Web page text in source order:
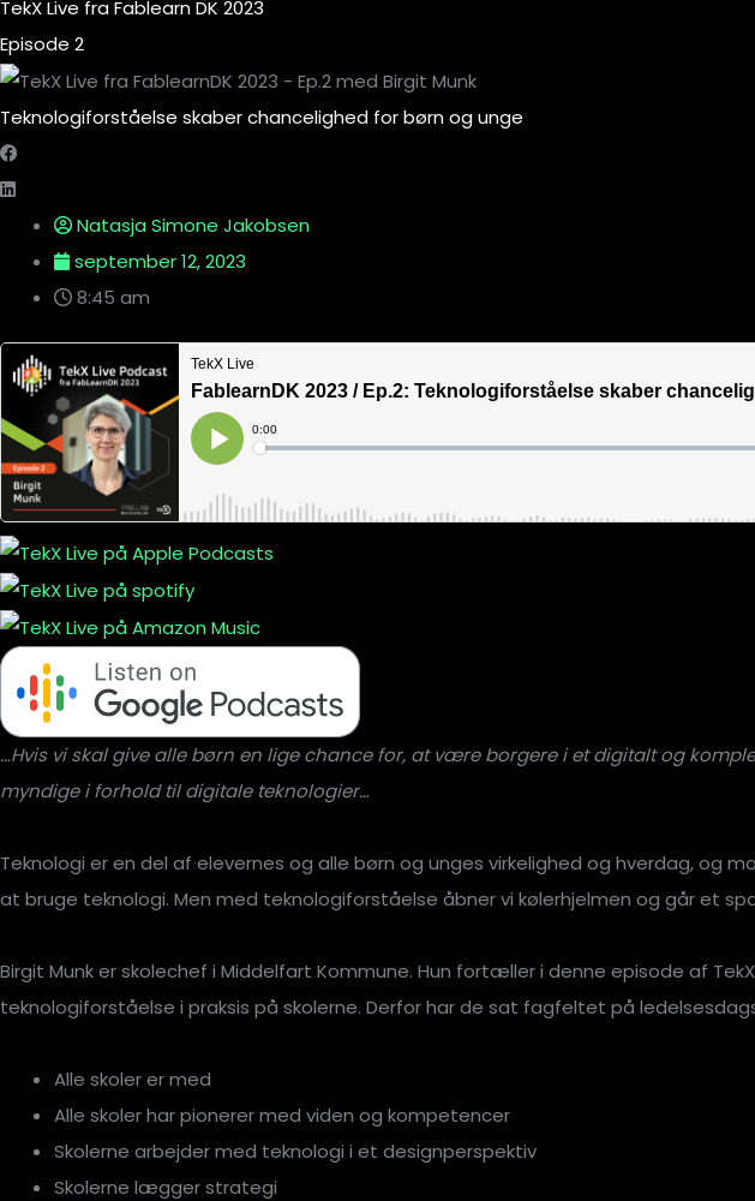
TekX Live fra Fablearn DK 2023
Episode 2
Teknologiforståelse skaber chancelighed for børn og unge
Natasja Simone Jakobsen
september 12, 2023
8:45 am
…Hvis vi skal give alle børn en lige chance for, at være borgere i et digitalt og
myndige i forhold til digitale teknologier…
Teknologi er en del af elevernes og alle børn og unges virkelighed og hverdag, og
at bruge teknologi. Men med teknologiforståelse åbner vi kølerhjelmen og går et
Birgit Munk er skolechef i Middelfart Kommune. Hun fortæller i denne episode af
teknologiforståelse i praksis på skolerne. Derfor har de sat fagfeltet på
Alle skoler er med
Alle skoler har pionerer med viden og kompetencer
Skolerne arbejder med teknologi i et designperspektiv
Skolerne lægger strategi